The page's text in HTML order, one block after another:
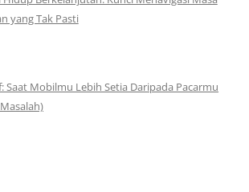
yang Tak Pasti
Mobilmu Lebih Setia Daripada Pacarmu